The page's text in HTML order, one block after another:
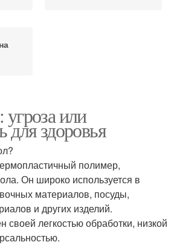
или
для здоровья
полимер,
Он широко используется в
материалов, посуды,
и других изделий.
своей легкостью обработки, низкой